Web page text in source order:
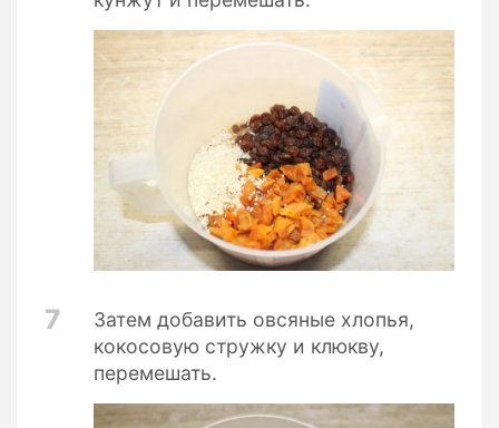
7
Затем добавить овсяные хлопья,
кокосовую стружку и клюкву,
перемешать.